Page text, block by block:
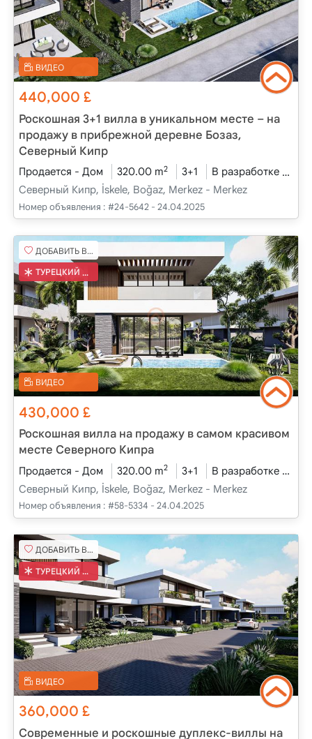
ВИДЕО
440,000£
Роскошная 3+1 вилла в уникальном месте – на
продажу в прибрежной деревне Бозаз,
Северный Кипр
Продается - Дом 320.00 m2 3+1 В разработке
Северный Кипр, İskele, Boğaz, Merkez - Merkez
Номер объявления : #24-5642 - 24.04.2025
ДОБАВИТЬ В ИЗБРАННОЕ
ТУРЕЦКИЙ КОБ
ВИДЕО
430,000£
Роскошная вилла на продажу в самом красивом
месте Северного Кипра
Продается - Дом 320.00 m2 3+1 В разработке
Северный Кипр, İskele, Boğaz, Merkez - Merkez
Номер объявления : #58-5334 - 24.04.2025
ДОБАВИТЬ В ИЗБРАННОЕ
ТУРЕЦКИЙ КОБ
ВИДЕО
360,000£
Современные и роскошные дуплекс-виллы на